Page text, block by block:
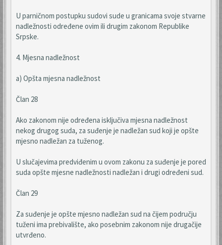
U parničnom postupku sudovi sude u granicama svoje stvarne
nadležnosti određene ovim ili drugim zakonom Republike
Srpske.
4. Mjesna nadležnost
a) Opšta mjesna nadležnost
Član 28
Ako zakonom nije određena isključiva mjesna nadležnost
nekog drugog suda, za suđenje je nadležan sud koji je opšte
mjesno nadležan za tuženog.
U slučajevima predviđenim u ovom zakonu za suđenje je pored
suda opšte mjesne nadležnosti nadležan i drugi određeni sud.
Član 29
Za suđenje je opšte mjesno nadležan sud na čijem području
tuženi ima prebivalište, ako posebnim zakonom nije drugačije
utvrđeno.